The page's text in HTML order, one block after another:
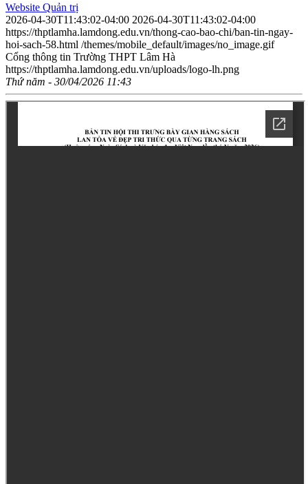
Website Quản trị
2026-04-30T11:43:02-04:00 2026-04-30T11:43:02-04:00
https://thptlamha.lamdong.edu.vn/thong-cao-bao-chi/ban-tin-ngay-
hoi-sach-58.html /themes/mobile_default/images/no_image.gif
Cổng thông tin Trường THPT Lâm Hà
https://thptlamha.lamdong.edu.vn/uploads/logo-lh.png
Thứ năm - 30/04/2026 11:43